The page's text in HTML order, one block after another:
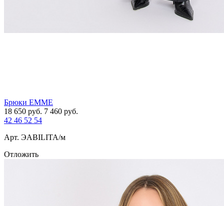
Брюки EMME
18 650 руб. 7 460 руб.
42 46 52 54
Арт. ЭABILITA/м
Отложить